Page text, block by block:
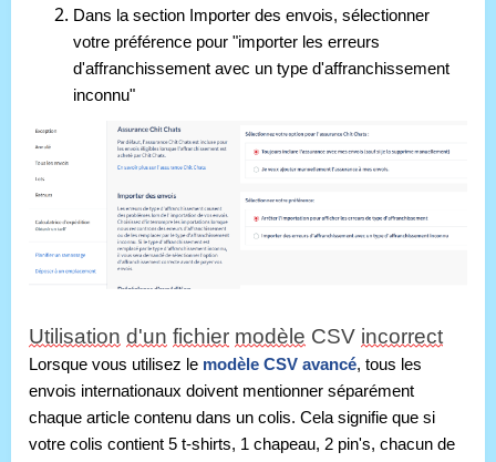
Dans la section Importer des envois, sélectionner
votre préférence pour "importer les erreurs
d'affranchissement avec un type d'affranchissement
inconnu"
Utilisation d'un fichier modèle CSV incorrect
Lorsque vous utilisez le modèle CSV avancé, tous les
envois internationaux doivent mentionner séparément
chaque article contenu dans un colis. Cela signifie que si
votre colis contient 5 t-shirts, 1 chapeau, 2 pin's, chacun de